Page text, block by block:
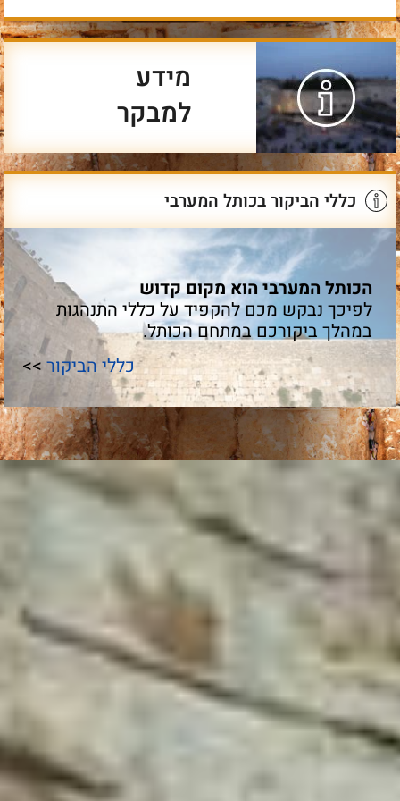
מידע
למבקר
כללי הביקור בכותל המערבי
הכותל המערבי הוא מקום קדוש
לפיכך נבקש מכם להקפיד על כללי התנהגות
במהלך ביקורכם במתחם הכותל.
כללי הביקור >>